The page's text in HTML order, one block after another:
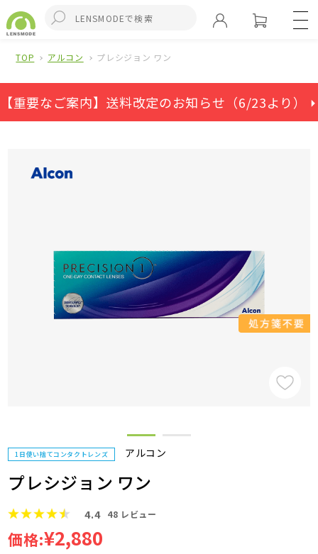
TOP アルコン プレシジョン ワン
【重要なご案内】送料改定のお知らせ（6/23より） ⏵
1日使い捨てコンタクトレンズ アルコン
プレシジョン ワン
4.4 48 レビュー
価格:¥2,880